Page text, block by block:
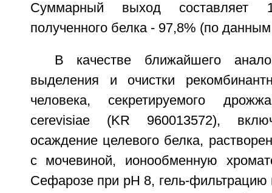
Суммарный выход составляет
полученного белка - 97,8% (по
В качестве ближайшего
выделения и очистки
человека, секретируемого
cerevisiae (KR 960013572),
осаждение целевого белка,
с мочевиной, ионообменную
Сефарозе при pH 8, гель-